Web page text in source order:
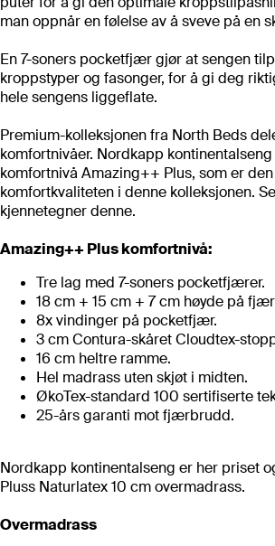
man oppnår en følelse av å sveve på en
En 7-soners pocketfjær gjør at sengen
kroppstyper og fasonger, for å gi deg
hele sengens liggeflate.
Premium-kolleksjonen fra North Beds
komfortnivåer. Nordkapp kontinentalseng
komfortnivå Amazing++ Plus, som er den
komfortkvaliteten i denne kolleksjonen.
kjennetegner denne.
Amazing++ Plus komfortnivå:
Tre lag med 7-soners pocketfjærer.
18 cm + 15 cm + 7 cm høyde på
8x vindinger på pocketfjær.
3 cm Contura-skåret Cloudtex-
16 cm heltre ramme.
Hel madrass uten skjøt i midten.
ØkoTex-standard 100 sertifiserte
25-års garanti mot fjærbrudd.
Nordkapp kontinentalseng er her priset
Pluss Naturlatex 10 cm overmadrass.
Overmadrass